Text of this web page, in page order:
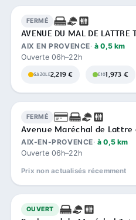
FERMÉ
AVENUE DU MAL DE LATTRE
AIX EN PROVENCE à 0,5 km
Ouverte 06h–22h
GAZOLE2,219 € E101,973 €
FERMÉ
Avenue Maréchal de Lattre
AIX-EN-PROVENCE à 0,5 km
Ouverte 06h–22h
Prix non actualisés récemment
OUVERT